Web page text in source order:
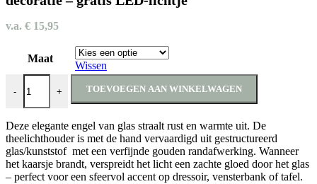
v.a. € 15,95
Maat
Wissen
-
Messing engel theelichthouder – sfeervolle decoratie - gratis LED-
+ TOEVOEGEN AAN WINKELWAGEN
Deze elegante engel van glas straalt rust en warmte uit. De
theelichthouder is met de hand vervaardigd uit gestructureerd
glas/kunststof met een verfijnde gouden randafwerking. Wanneer
het kaarsje brandt, verspreidt het licht een zachte gloed door het glas
– perfect voor een sfeervol accent op dressoir, vensterbank of tafel.